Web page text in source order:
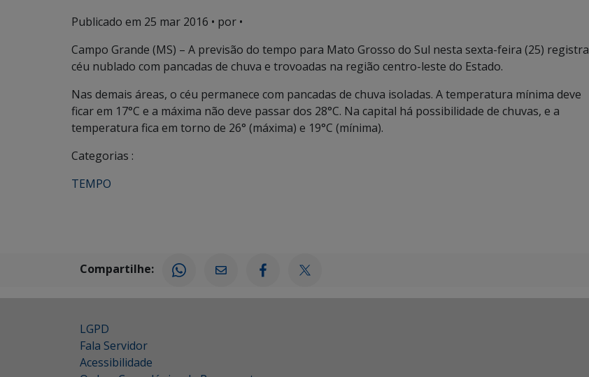
Publicado em 25 mar 2016 • por •
Campo Grande (MS) – A previsão do tempo para Mato Grosso do Sul nesta sexta-feira (25) registra
céu nublado com pancadas de chuva e trovoadas na região centro-leste do Estado.
Nas demais áreas, o céu permanece com pancadas de chuva isoladas. A temperatura mínima deve
ficar em 17°C e a máxima não deve passar dos 28°C. Na capital há possibilidade de chuvas, e a
temperatura fica em torno de 26° (máxima) e 19°C (mínima).
Categorias :
TEMPO
Compartilhe:
LGPD
Fala Servidor
Acessibilidade